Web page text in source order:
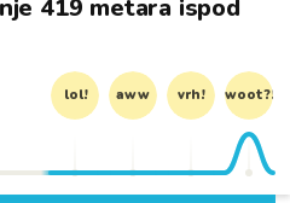
419 metara ispod
lol! aww vrh! woot?!